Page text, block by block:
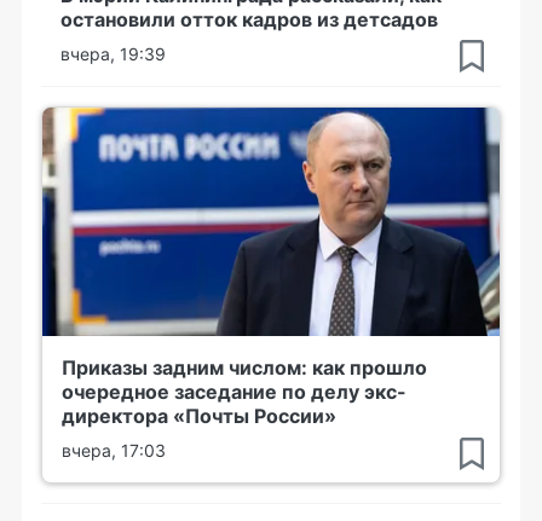
остановили отток кадров из детсадов
вчера, 19:39
Приказы задним числом: как прошло
очередное заседание по делу экс-
директора «Почты России»
вчера, 17:03